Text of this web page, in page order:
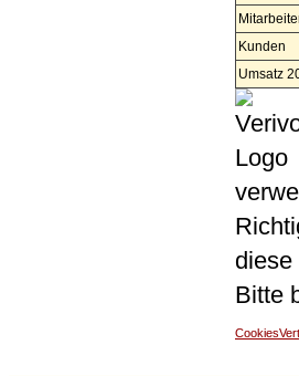
Kunden
Umsatz
diese
Bitte
Cookies